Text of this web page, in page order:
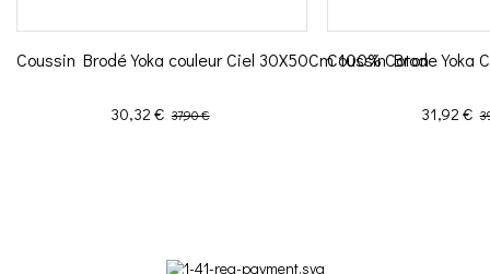
Coussin Brodé Yoka couleur Ciel 30X50Cm 100% Coton
Prix
30,32 € Prix de base
37,90 €
Coussin Brode Yoka
Prix
31,92 €